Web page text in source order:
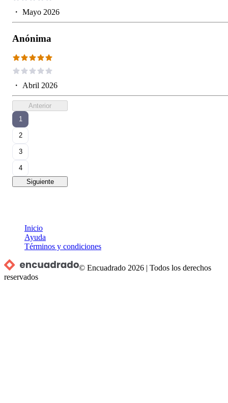
・ Mayo 2026
Anónima
・ Abril 2026
Anterior
1
2
3
4
Siguiente
Inicio
Ayuda
Términos y condiciones
© Encuadrado 2026 |Todos los derechos
reservados